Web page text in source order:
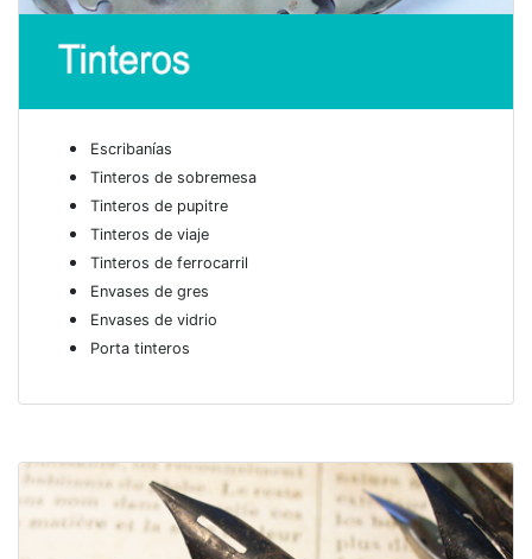
Escribanías
Tinteros de sobremesa
Tinteros de pupitre
Tinteros de viaje
Tinteros de ferrocarril
Envases de gres
Envases de vidrio
Porta tinteros